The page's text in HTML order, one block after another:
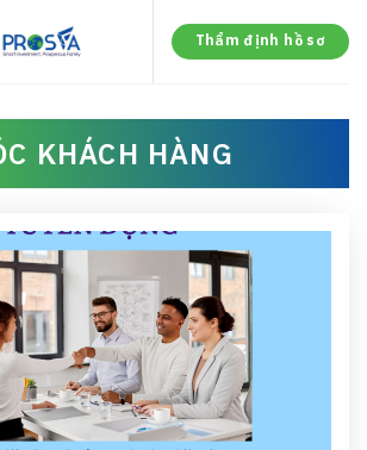
Thẩm định hồ sơ
KHÁCH HÀNG